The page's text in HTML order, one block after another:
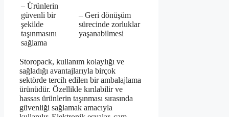
– Ürünlerin
güvenli bir
şekilde
taşınmasını
sağlama
– Geri dönüşüm
sürecinde zorluklar
yaşanabilmesi
Storopack, kullanım kolaylığı ve
sağladığı avantajlarıyla birçok
sektörde tercih edilen bir ambalajlama
ürünüdür. Özellikle kırılabilir ve
hassas ürünlerin taşınması sırasında
güvenliği sağlamak amacıyla